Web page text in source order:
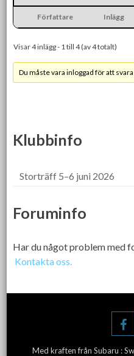
Författare Inlägg
Visar 4 inlägg - 1 till 4 (av 4 totalt)
Du måste vara inloggad för att
Klubbinfo
Storträff 5–6 juni 2026
Foruminfo
Har du något problem med
Kontakta oss.
Med kraften från Subaru :